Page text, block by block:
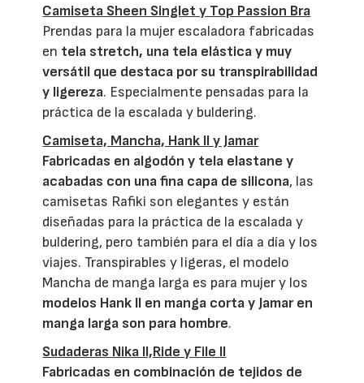
Camiseta Sheen Singlet y Top Passion Bra
Prendas para la mujer escaladora fabricadas
en tela stretch, una tela elástica y muy
versátil que destaca por su transpirabilidad
y ligereza. Especialmente pensadas para la
práctica de la escalada y buldering.
Camiseta, Mancha, Hank II y Jamar
Fabricadas en algodón y tela elastane y
acabadas con una fina capa de silicona, las
camisetas Rafiki son elegantes y están
diseñadas para la práctica de la escalada y
buldering, pero también para el día a día y los
viajes. Transpirables y ligeras, el modelo
Mancha de manga larga es para mujer y los
modelos Hank II en manga corta y Jamar en
manga larga son para hombre.
Sudaderas Nika II,Ride y File II
Fabricadas en combinación de tejidos de